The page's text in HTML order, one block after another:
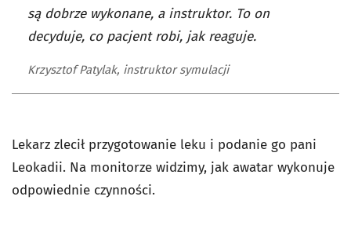
są dobrze wykonane, a instruktor. To on
decyduje, co pacjent robi, jak reaguje.
Krzysztof Patylak, instruktor symulacji
Lekarz zlecił przygotowanie leku i podanie go pani
Leokadii. Na monitorze widzimy, jak awatar wykonuje
odpowiednie czynności.